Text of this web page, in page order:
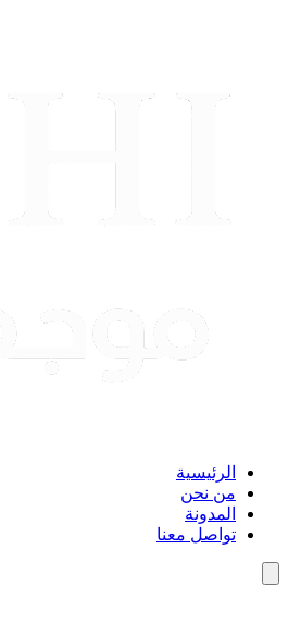
الرئيسية
من نحن
المدونة
تواصل معنا